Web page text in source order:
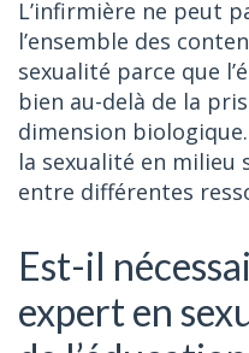
L’infirmière ne peut
l’ensemble des
sexualité parce que
bien au-delà de la
dimension biologique.
la sexualité en
entre différentes
Est-il
expert en